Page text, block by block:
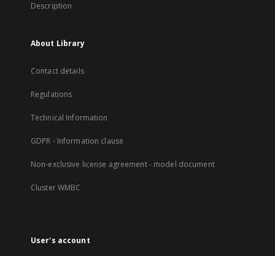
Description
About Library
Contact details
Regulations
Technical Information
GDPR - Information clause
Non-exclusive license agreement - model document
Cluster WMBC
User's account